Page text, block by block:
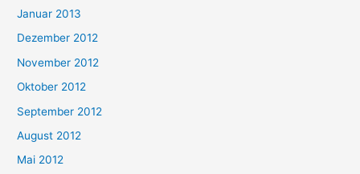
Januar 2013
Dezember 2012
November 2012
Oktober 2012
September 2012
August 2012
Mai 2012